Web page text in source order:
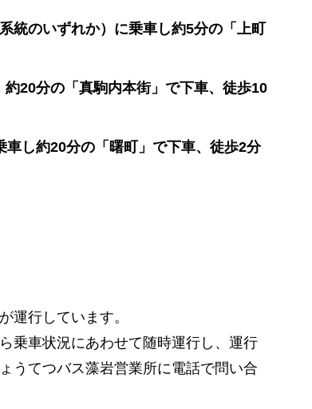
統のいずれか）に乗車し約5分の「上町
20分の「真駒内本街」で下車、徒歩10
し約20分の「曙町」で下車、徒歩2分
運行しています。
乗車状況にあわせて随時運行し、運行
うてつバス藻岩営業所に電話で問い合